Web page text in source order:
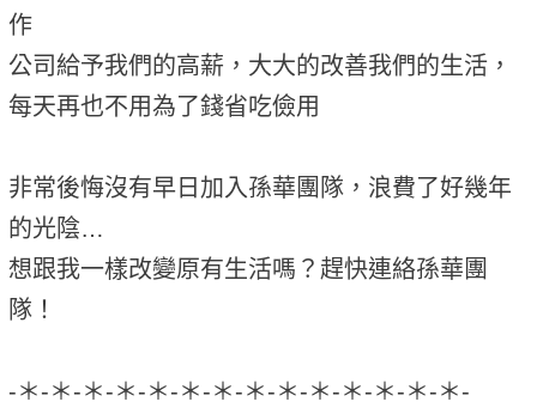
作
公司給予我們的高薪，大大的改善我們的生活，
每天再也不用為了錢省吃儉用
非常後悔沒有早日加入孫華團隊，浪費了好幾年
的光陰…
想跟我一樣改變原有生活嗎？趕快連絡孫華團
隊！
-＊-＊-＊-＊-＊-＊-＊-＊-＊-＊-＊-＊-＊-＊-